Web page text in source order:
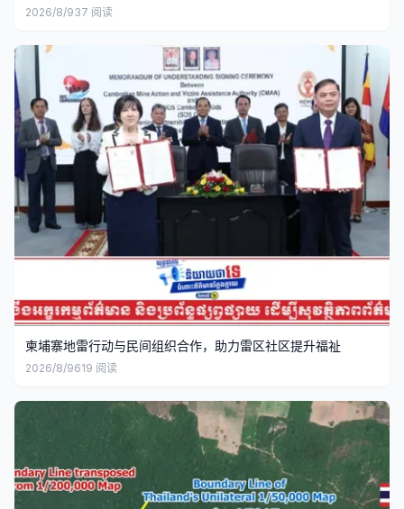
2026/8/937 阅读
柬埔寨地雷行动与民间组织合作，助力雷区社区提升福祉
2026/8/9619 阅读